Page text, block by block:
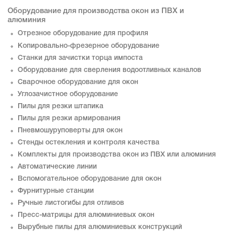
Оборудование для производства окон из ПВХ и
алюминия
Отрезное оборудование для профиля
Копировально-фрезерное оборудование
Станки для зачистки торца импоста
Оборудование для сверления водоотливных каналов
Сварочное оборудование для окон
Углозачистное оборудование
Пилы для резки штапика
Пилы для резки армирования
Пневмошуруповерты для окон
Стенды остекления и контроля качества
Комплекты для производства окон из ПВХ или алюминия
Автоматические линии
Вспомогательное оборудование для окон
Фурнитурные станции
Ручные листогибы для отливов
Пресс-матрицы для алюминиевых окон
Вырубные пилы для алюминиевых конструкций